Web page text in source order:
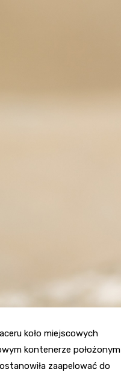
koło miejscowych
kontenerze położonym
zaapelować do